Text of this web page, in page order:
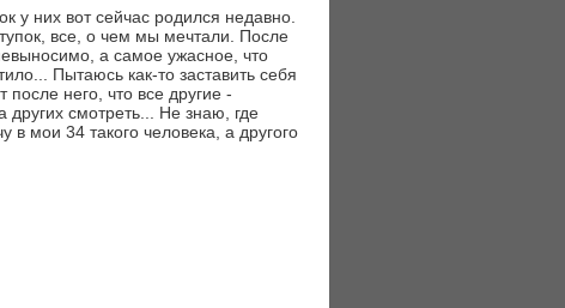
у них вот сейчас родился недавно.
все, о чем мы мечтали. После
а самое ужасное, что
Пытаюсь как-то заставить себя
него, что все другие -
других смотреть... Не знаю, где
мои 34 такого человека, а другого